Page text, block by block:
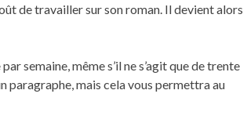
de travailler sur son roman. Il devient alors
par semaine, même s’il ne s’agit que de trente
paragraphe, mais cela vous permettra au